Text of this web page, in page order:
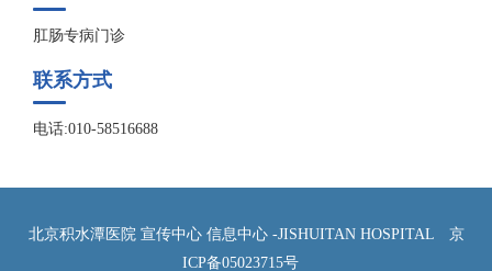
肛肠专病门诊
联系方式
电话:010-58516688
北京积水潭医院 宣传中心 信息中心 -JISHUITAN HOSPITAL
京
ICP备05023715号